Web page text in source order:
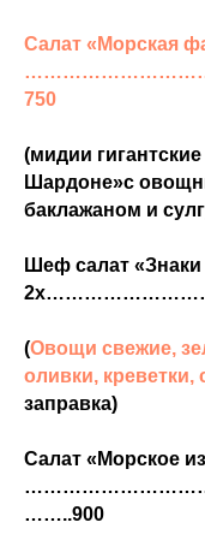
Салат «Морская
750
(мидии
Шардоне»с
баклажаном и
Шеф салат «Знаки
(Овощи свежие,
оливки, креветки,
заправка)
Салат «Морское
……..900